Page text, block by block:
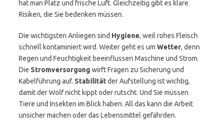
hat man Platz und frische Luft. Gleichzeitig gibt es klare
Risiken, die Sie bedenken müssen.
Die wichtigsten Anliegen sind Hygiene, weil rohes Fleisch
schnell kontaminiert wird. Weiter geht es um Wetter, denn
Regen und Feuchtigkeit beeinflussen Maschine und Strom.
Die Stromversorgung wirft Fragen zu Sicherung und
Kabelführung auf. Stabilitätder Aufstellung ist wichtig,
damit der Wolf nicht kippt oder rutscht. Und Sie müssen
Tiere und Insekten im Blick haben. All das kann die Arbeit
unsicher machen oder das Lebensmittel gefährden.